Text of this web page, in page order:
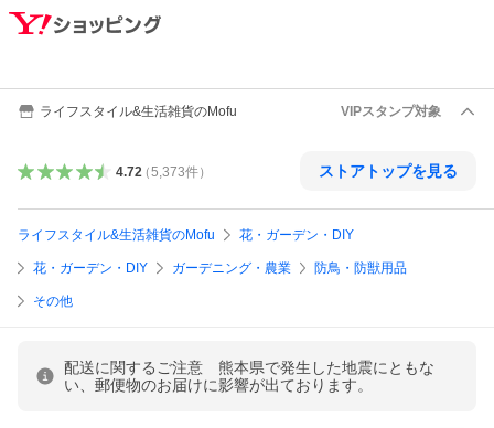
ライフスタイル&生活雑貨のMofu VIPスタンプ対象
4.72（5,373件） ストアトップを見る
ライフスタイル&生活雑貨のMofu 花・ガーデン・DIY
花・ガーデン・DIY ガーデニング・農業 防鳥・防獣用品
その他
配送に関するご注意 熊本県で発生した地震にともな
い、郵便物のお届けに影響が出ております。